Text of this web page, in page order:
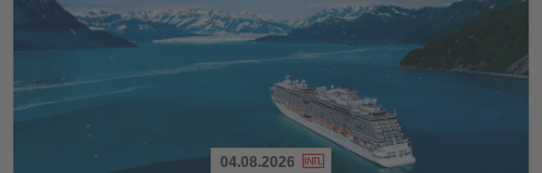
04.08.2026